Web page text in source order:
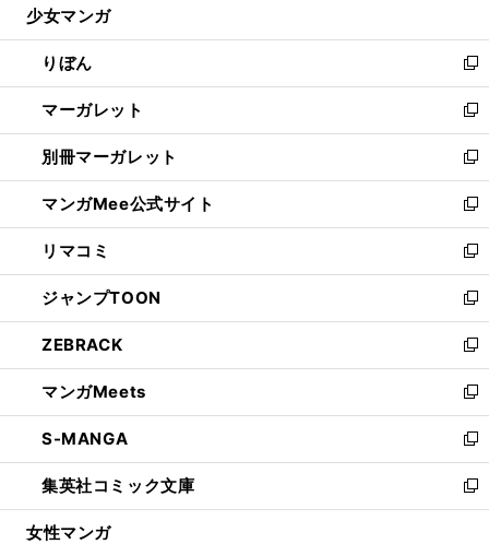
開
く
ウ
で
開
く
ン
ド
ウ
で
開
く
ウ
ィ
ン
ド
ウ
で
開
く
少女マンガ
りぼん
新
し
い
ウ
ィ
ン
ド
ウ
で
開
く
マーガレット
新
し
い
ウ
ィ
ン
ド
ウ
で
開
く
別冊マーガレット
新
し
い
ウ
ィ
ン
ド
ウ
で
開
く
マンガMee公式サイト
新
し
い
ウ
ィ
ン
ド
ウ
で
開
く
リマコミ
新
し
い
ウ
ィ
ン
ド
ウ
で
開
く
ジャンプTOON
新
し
い
ウ
ィ
ン
ド
ウ
で
開
ZEBRACK
新
し
い
ウ
ィ
ン
ド
ウ
マンガMeets
新
し
い
ウ
ィ
ン
S-MANGA
新
し
い
ウ
集英社コミック文庫
新
し
女性マンガ